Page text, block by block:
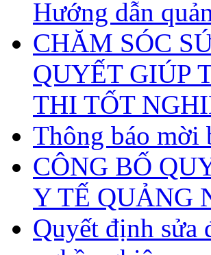
Hướng dẫn
CHĂM SÓC
QUYẾT GIÚP
THI TỐT
Thông báo mời
CÔNG BỐ
Y TẾ QUẢNG
Quyết định sửa